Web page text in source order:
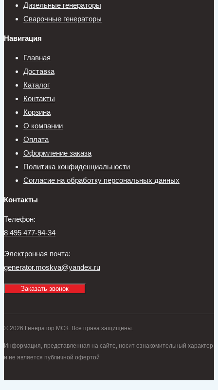
Дизельные генераторы
Сварочные генераторы
Навигация
Главная
Доставка
Каталог
Контакты
Корзина
О компании
Оплата
Оформление заказа
Политика конфиденциальности
Согласие на обработку персональных данных
Контакты
Телефон:
8 495 477-94-34
Электронная почта:
generator.moskva@yandex.ru
Заказать звонок
© 2026 Генератор МСК. Все права защищены.
Информация, представленная на сайте, носит ознакомительный характер
и не является публичной офертой